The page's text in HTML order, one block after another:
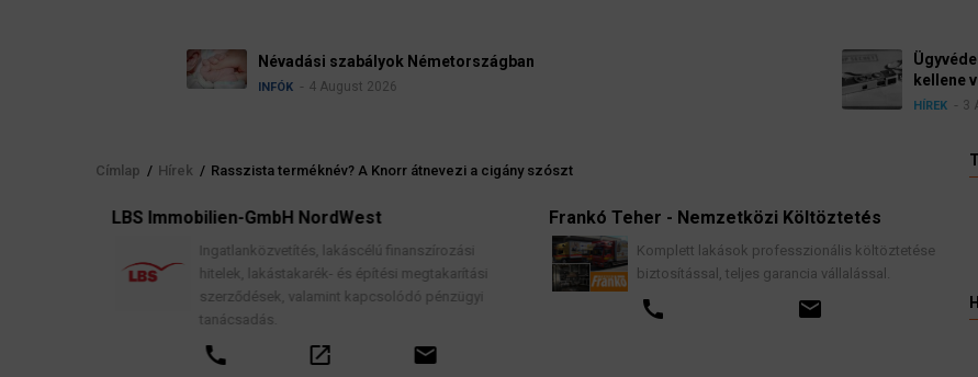
Névadási szabályok Németországban
INFÓK 4 August 2026
Ügyvédek, bírák és
kellene vizsgálnia
HÍREK 3 August 2026
Morzsa
Címlap / Hírek / Rasszista terméknév? A Knorr átnevezi a cigány szószt
LBS Immobilien-GmbH NordWest
Ingatlanközvetítés, lakáscélú finanszírozási
hitelek, lakástakarék- és építési megtakarítási
szerződések, valamint kapcsolódó pénzügyi
tanácsadás.
call open_in_new email
Frankó Teher - Nemzetközi Költöztetés
Komplett lakások professzionális költöztetése
biztosítással, teljes garancia vállalással.
call email